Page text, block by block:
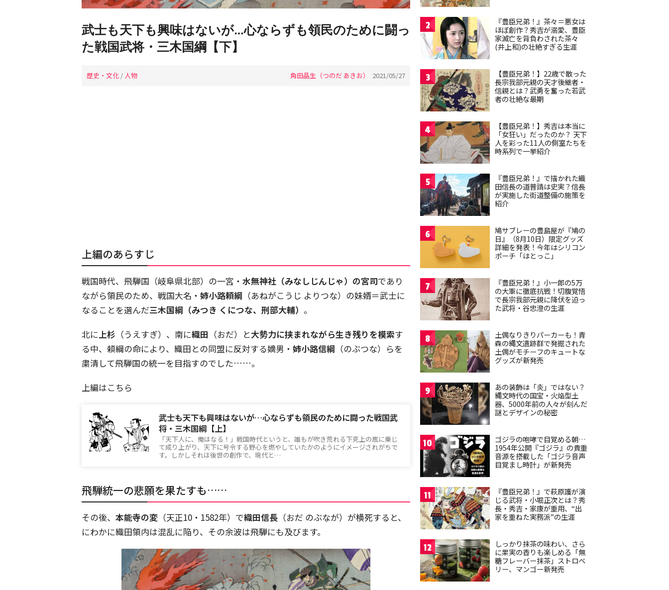
武士も天下も興味はないが…心ならずも領民のために闘っ
た戦国武将・三木国綱【下】
歴史・文化 / 人物 角田晶生（つのだ あきお） 2021/05/27
上編のあらすじ
戦国時代、飛騨国（岐阜県北部）の一宮・ 水無神社（みなしじんじゃ）の宮司であり
ながら領民のため、戦国大名・ 姉小路頼綱 （あねがこうじ よりつな）の妹婿＝武士に
なることを選んだ三木国綱（みつき くにつな、刑部大輔） 。
北に上杉 （うえすぎ）、南に織田 （おだ）と大勢力に挟まれながら生き残りを模索す
る中、頼綱の命により、織田との同盟に反対する嫡男・ 姉小路信綱 （のぶつな）らを
粛清して飛騨国の統一を目指すのでした……。
上編はこちら
武士も天下も興味はないが…心ならずも領民のために闘った戦国武
将・三木国綱【上】
「天下人に、俺はなる！」戦国時代というと、誰もが吹き荒れる下克上の嵐に乗じ
て成り上がり、天下に号令する野心を燃やしていたかのようにイメージされがちで
す。しかしそれは後世の創作で、現代と…
飛騨統一の悲願を果たすも……
その後、 本能寺の変 （天正10・1582年）で織田信長 （おだ のぶなが）が横死すると、
にわかに織田領内は混乱に陥り、その余波は飛騨にも及びます。
2
『豊臣兄弟！』茶々＝悪女は
ほぼ創作？秀吉が溺愛、豊臣
家滅亡を背負わされた茶々
(井上和)の壮絶すぎる生涯
3
【豊臣兄弟！】22歳で散った
長宗我部元親の天才後継者・
信親とは？武勇を奮った若武
者の壮絶な最期
4
【豊臣兄弟！】秀吉は本当に
「女狂い」だったのか？ 天下
人を彩った11人の側室たちを
時系列で一挙紹介
5
『豊臣兄弟！』で描かれた織
田信長の道普請は史実？信長
が実施した街道整備の施策を
紹介
6
鳩サブレーの豊島屋が『鳩の
日』（8月10日）限定グッズ
詳細を発表！今年はシリコン
ポーチ「はとっこ」
7
『豊臣兄弟！』小一郎の5万
の大軍に徹底抗戦！切腹覚悟
で長宗我部元親に降伏を迫っ
た武将・谷忠澄の生涯
8
土偶なりきりパーカーも！青
森の縄文遺跡群で発掘された
土偶がモチーフのキュートな
グッズが新発売
9
あの装飾は「炎」ではない？
縄文時代の国宝・火焔型土
器、5000年前の人々が刻んだ
謎とデザインの秘密
10
ゴジラの咆哮で目覚める朝…
1954年公開『ゴジラ』の貴重
音源を搭載した「ゴジラ音声
目覚まし時計」が新発売
11
『豊臣兄弟！』で萩原護が演
じる武将・小堀正次とは？秀
長・秀吉・家康が重用、“出
家を重ねた実務派”の生涯
12
しっかり抹茶の味わい、さら
に果実の香りも楽しめる「無
糖フレーバー抹茶」ストロベ
リー、マンゴー新発売